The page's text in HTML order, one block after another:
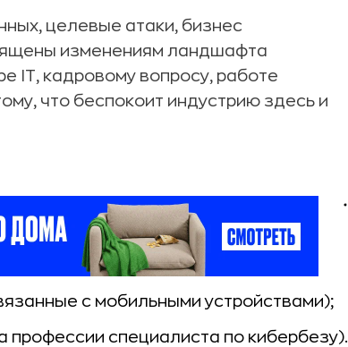
целевые атаки, бизнес
изменениям ландшафта
IT, кадровому вопросу, работе
что беспокоит индустрию здесь и
с мобильными устройствами);
профессии специалиста по кибербезу).